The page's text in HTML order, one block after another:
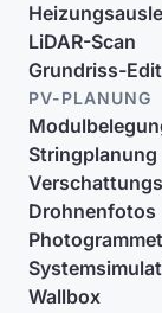
LiDAR-Scan
Grundriss-
PV-PLANUNG
Stringplanung
Drohnenfotos
Wallbox